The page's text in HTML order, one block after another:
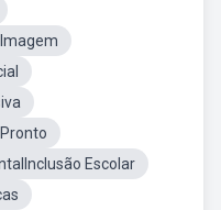
Escolar